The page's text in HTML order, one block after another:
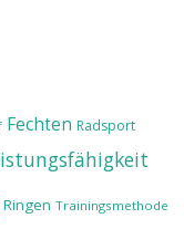
Fechten Radsport
Ringen Trainingsmethode